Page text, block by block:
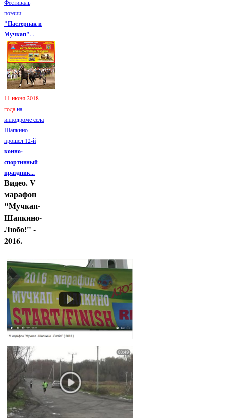
Фестиваль
поэзии
"Пастернак и
Мучкап"....
11 июня 2018
годана
ипподроме села
Шапкино
прошел 12-й
конно-
спортивный
праздник...
Видео. V
марафон
"Мучкап-
Шапкино-
Любо!" -
2016.